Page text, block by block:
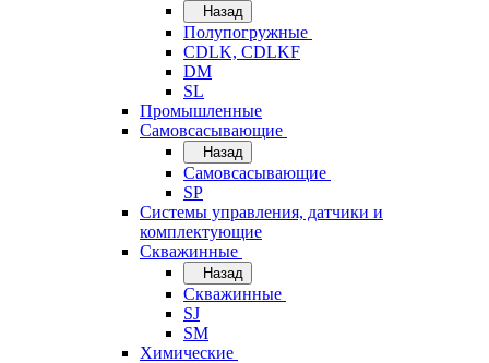
Назад
Полупогружные
CDLK, CDLKF
DM
SL
Промышленные
Самовсасывающие
Назад
Самовсасывающие
SP
Системы управления, датчики и
комплектующие
Скважинные
Назад
Скважинные
SJ
SM
Химические